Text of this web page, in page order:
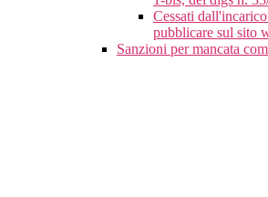
Cessati
pubblicare sul sito
Sanzioni per mancata